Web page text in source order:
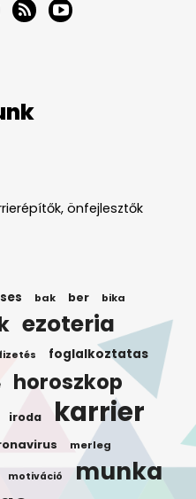
önfejlesztők
bak ber bika
ezoteria
fizetés foglalkoztatas
horoszkop
iroda karrier
merleg
motiváció munka